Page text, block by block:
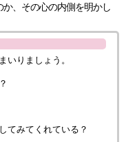
、その心の内側を明かし
いりましょう。
てみてくれている？